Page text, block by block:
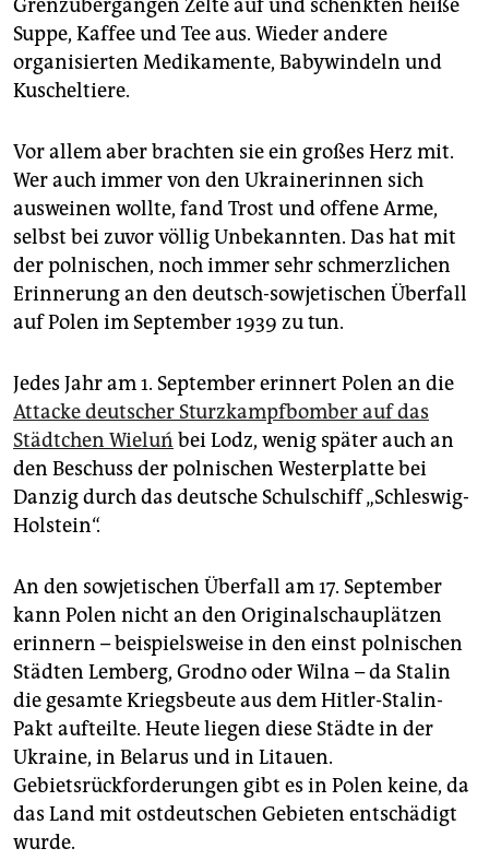
epaper login
Grenzübergängen Zelte auf und schenkten heiße
Suppe, Kaffee und Tee aus. Wieder andere
organisierten Medikamente, Babywindeln und
Kuscheltiere.
Vor allem aber brachten sie ein großes Herz mit.
Wer auch immer von den Ukrainerinnen sich
ausweinen wollte, fand Trost und offene Arme,
selbst bei zuvor völlig Unbekannten. Das hat mit
der polnischen, noch immer sehr schmerzlichen
Erinnerung an den deutsch-sowjetischen Überfall
auf Polen im September 1939 zu tun.
Jedes Jahr am 1. September erinnert Polen an die
Attacke deutscher Sturzkampfbomber auf das
Städtchen Wieluń bei Lodz, wenig später auch an
den Beschuss der polnischen Westerplatte bei
Danzig durch das deutsche Schulschiff „Schleswig-
Holstein“.
An den sowjetischen Überfall am 17. September
kann Polen nicht an den Originalschauplätzen
erinnern – beispielsweise in den einst polnischen
Städten Lemberg, Grodno oder Wilna – da Stalin
die gesamte Kriegsbeute aus dem Hitler-Stalin-
Pakt aufteilte. Heute liegen diese Städte in der
Ukrai­ne, in Belarus und in Litauen.
Gebietsrückforderungen gibt es in Polen keine, da
das Land mit ostdeutschen Gebieten entschädigt
wurde.